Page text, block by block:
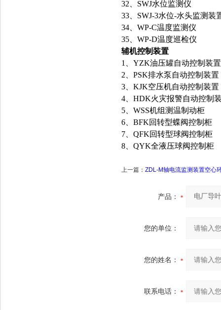
32、SWJ水位监测仪
33、SWJ-3水位-水头监测装
34、WP-C温度监测仪
35、WP-D温度巡检仪
辅机控制装置
1、YZK油压罐自动控制装置
2、PSK排水泵自动控制装置
3、KJK空压机自动控制装置
4、HDK火灾报警自动控制
5、WSS机组测温制动柜
6、BFK回转型蝶阀控制柜
7、QFK回转型球阀控制柜
8、QYK全液压球阀控制柜
上一篇： ZDL-M轴电流监测装置空心
产品：
您的单位：
您的姓名：
联系电话：